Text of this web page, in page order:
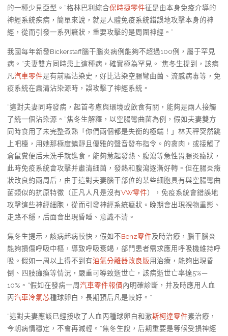
的一種少見亞型。“格林巴利綜合保時捷零件征是由本身免疫介導的
神經系統疾病，簡單來說，就是人體免疫系統錯誤地攻擊本身的神
經，從而引發一系列癥狀，重要攻擊的是周圍神經。”
我國每年新發Bickerstaff腦干腦炎病例能夠不超過100例，屬于罕見
病。“夫妻雙方同時患上這種病，確實極為罕見。”焦冬生提到，該病
凡汽車零件是有前驅沾染史，好比沾染空腸彎曲菌、流感病毒等，免
疫系統在肅清沾染源時，誤攻擊了神經系統。
“這對夫妻同時發病，起首考慮與環境或飲食有關，能夠是兩人接觸
了統一個沾染源。”焦冬生解釋，以空腸彎曲菌為例，假如夫妻雙方
同時食用了未完整煮熟「你們兩個都是失衡的極端！」林天秤突然跳
上吧檯，用她那極度鎮靜且優雅的聲音發布指令。的禽肉，或接觸了
倉鼠糞便后未洗手就進食，能夠惹起發熱、腹瀉等急性胃腸炎癥狀，
此時免疫系統會攻擊并肅清細菌，發熱和腹瀉逐漸好轉。但在腸炎癥
狀改良約兩周后，由于這對夫妻腦干部位的某些細胞具有與空腸彎曲
菌類似的抗原特徵（正凡人凡是沒有VW零件），免疫系統會錯誤地
攻擊這些神經細胞，從而引發神經系統癥狀。晚期會出現視物重影、
走路不穩，后面會出現昏睡、意識不清。
焦冬生提示，該病起病較快，假如不Benz零件及時治療，腦干腦炎
能夠損傷呼吸中樞，導致呼吸衰竭，部門患者需求應用呼吸機維持呼
吸。假如一周以上得不到有油氣分離器改良版用治療，能夠出現昏
倒、四肢癱瘓等情況，嚴重可導致逝世亡，該病逝世亡率達5%—
10%。“假如在發病一周汽車零件報價內明確診斷，并及時應用人血
丙汽車冷氣芯種球卵白，長期預后凡是較好。”
“這對夫妻應該已經接收了人血丙種球卵白和激斯柯達零件素治療，
今朝病情穩定，不會再減輕。”焦冬生說，后期重要是等候受損神經